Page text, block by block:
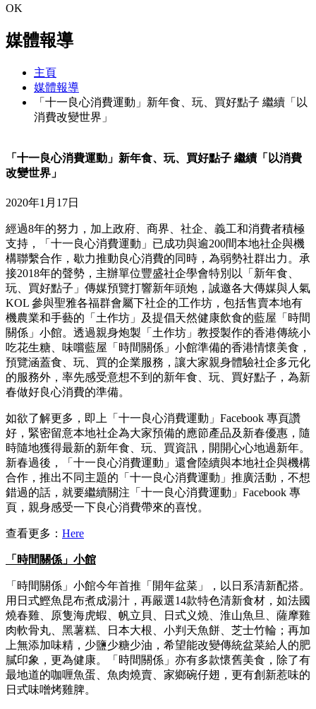
OK
媒體報導
主頁
媒體報導
「十一良心消費運動」新年食、玩、買好點子 繼續「以
消費改變世界」
「十一良心消費運動」新年食、玩、買好點子 繼續「以消費
改變世界」
2020年1月17日
經過8年的努力，加上政府、商界、社企、義工和消費者積極
支持，「十一良心消費運動」已成功與逾200間本地社企與機
構聯繫合作，歇力推動良心消費的同時，為弱勢社群出力。承
接2018年的聲勢，主辦單位豐盛社企學會特別以「新年食、
玩、買好點子」傳媒預覽打響新年頭炮，誠邀各大傳媒與人氣
KOL 參與聖雅各福群會屬下社企的工作坊，包括售賣本地有
機農業和手藝的「土作坊」及提倡天然健康飲食的藍屋「時間
關係」小館。透過親身炮製「土作坊」教授製作的香港傳統小
吃花生糖、味嚐藍屋「時間關係」小館準備的香港情懷美食，
預覽涵蓋食、玩、買的企業服務，讓大家親身體驗社企多元化
的服務外，率先感受意想不到的新年食、玩、買好點子，為新
春做好良心消費的準備。
如欲了解更多，即上「十一良心消費運動」Facebook 專頁讚
好，緊密留意本地社企為大家預備的應節產品及新春優惠，隨
時隨地獲得最新的新年食、玩、買資訊，開開心心地過新年。
新春過後，「十一良心消費運動」還會陸續與本地社企與機構
合作，推出不同主題的「十一良心消費運動」推廣活動，不想
錯過的話，就要繼續關注「十一良心消費運動」Facebook 專
頁，親身感受一下良心消費帶來的喜悅。
查看更多： Here
「時間關係」小館
「時間關係」小館今年首推「開年盆菜」，以日系清新配搭。
用日式鰹魚昆布煮成湯汁，再嚴選14款特色清新食材，如法國
燒春雞、原隻海虎蝦、帆立貝、日式义燒、淮山魚旦、薩摩雞
肉軟骨丸、黑薯糕、日本大根、小判天魚餅、芝士竹輪；再加
上無添加味精，少鹽少糖少油，希望能改變傳統盆菜給人的肥
膩印象，更為健康。「時間關係」亦有多款懷舊美食，除了有
最地道的咖喱魚蛋、魚肉燒賣、家鄉碗仔翅，更有創新惹味的
日式味噌烤雞脾。